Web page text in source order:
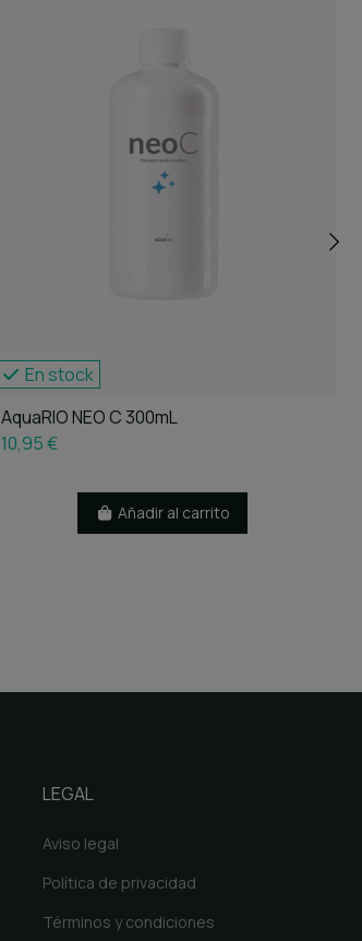
En stock
AquaRIO NEO C 300mL
10,95 €
Añadir al carrito
LEGAL
Aviso legal
Política de privacidad
Términos y condiciones